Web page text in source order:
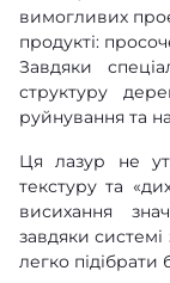
вимогливих
продукті:
Завдяки
структуру
руйнування та
Ця лазур не
текстуру та
висихання
завдяки
легко підібрати